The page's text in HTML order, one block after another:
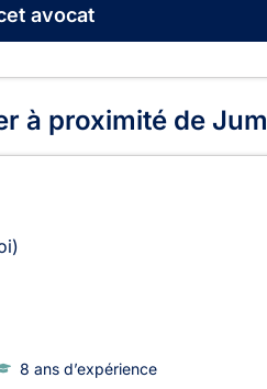
avocat
à proximité de
8 ans d’expérience